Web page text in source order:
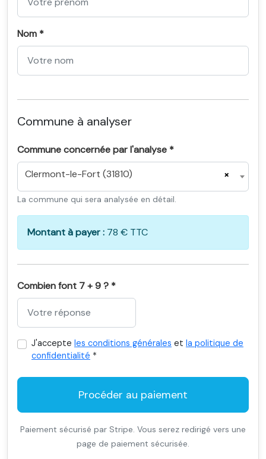
Nom *
Commune à analyser
Commune concernée par l'analyse *
×
Clermont-le-Fort (31810)
La commune qui sera analysée en détail.
Montant à payer : 78 € TTC
Combien font 7 + 9 ? *
J'accepte les conditions générales et la politique de
confidentialité *
Procéder au paiement
Paiement sécurisé par Stripe. Vous serez redirigé vers une
page de paiement sécurisée.